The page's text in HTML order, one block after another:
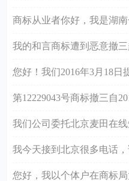
商标从业者你好，我是湖
我的和言商标遭到恶意撤
您好！我们2016年3月18日
第12229043号商标撤三自
我们公司委托北京麦田在
我今天接到北京很多电话
您好，我以个体户在商标